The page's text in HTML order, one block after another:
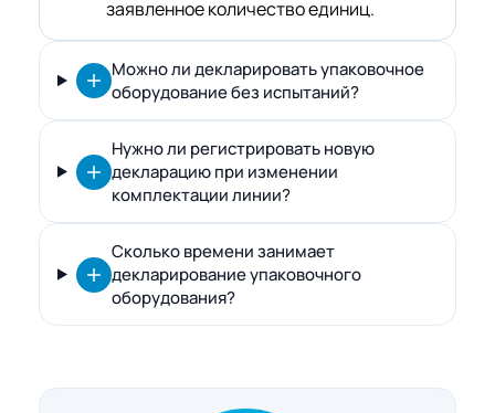
заявленное количество единиц.
Можно ли декларировать упаковочное
оборудование без испытаний?
Нужно ли регистрировать новую
декларацию при изменении
комплектации линии?
Сколько времени занимает
декларирование упаковочного
оборудования?